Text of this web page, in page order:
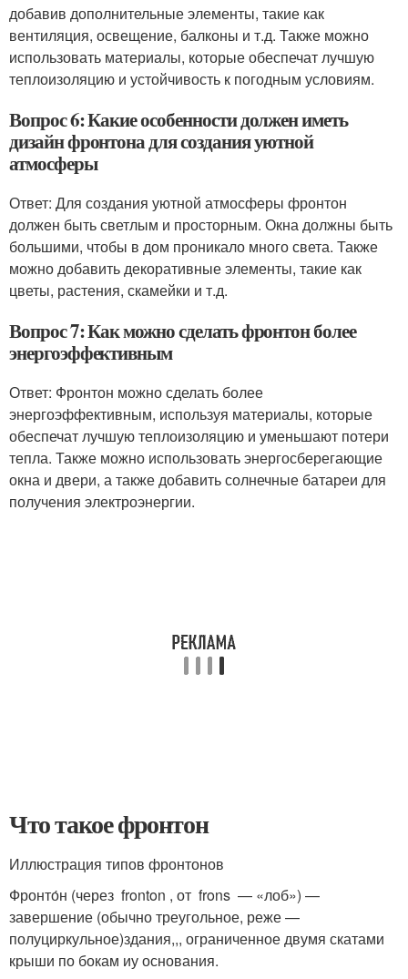
добавив дополнительные элементы, такие как
вентиляция, освещение, балконы и т.д. Также можно
использовать материалы, которые обеспечат лучшую
теплоизоляцию и устойчивость к погодным условиям.
Вопрос 6: Какие особенности должен иметь
дизайн фронтона для создания уютной
атмосферы
Ответ: Для создания уютной атмосферы фронтон
должен быть светлым и просторным. Окна должны быть
большими, чтобы в дом проникало много света. Также
можно добавить декоративные элементы, такие как
цветы, растения, скамейки и т.д.
Вопрос 7: Как можно сделать фронтон более
энергоэффективным
Ответ: Фронтон можно сделать более
энергоэффективным, используя материалы, которые
обеспечат лучшую теплоизоляцию и уменьшают потери
тепла. Также можно использовать энергосберегающие
окна и двери, а также добавить солнечные батареи для
получения электроэнергии.
Что такое фронтон
Иллюстрация типов фронтонов
Фронто́н (через fronton , от frons — «лоб») —
завершение (обычно треугольное, реже —
полуциркульное)здания,,, ограниченное двумя скатами
крыши по бокам иу основания.